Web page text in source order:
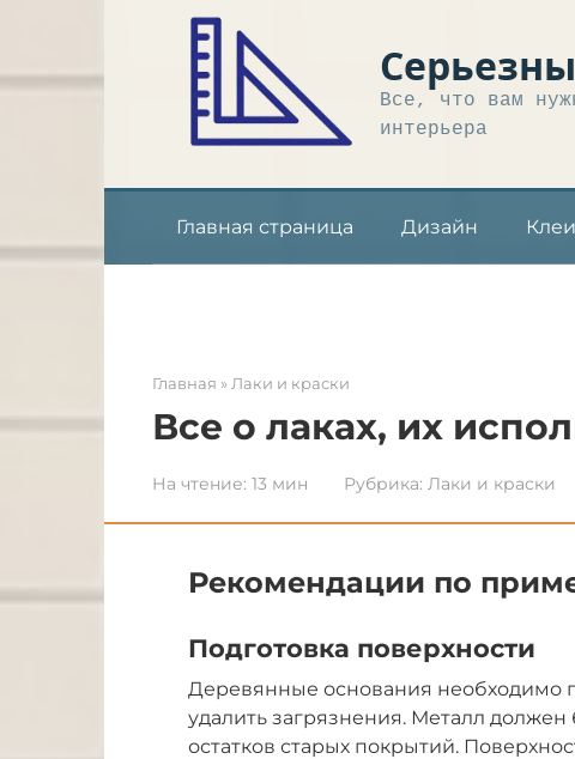
Все, что вам
интерьера
Главная страница Дизайн
Главная » Лаки и краски
Все о лаках, их
На чтение: 13 мин Рубрика: Лаки и краски
Рекомендации по
Подготовка поверхности
Деревянные основания необходимо
удалить загрязнения. Металл
остатков старых покрытий.